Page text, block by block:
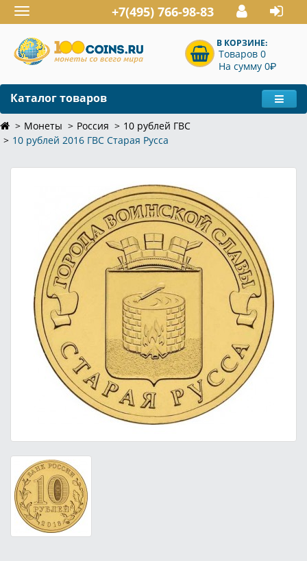
Toggle
navigation
+7(495) 766-98-83
В КОРЗИНЕ:
Товаров 0
На сумму 0P
Каталог товаров
Монеты Россия
10 рублей ГВС
10 рублей 2016 ГВС Старая Русса